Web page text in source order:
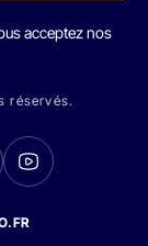
acceptez nos
réservés.